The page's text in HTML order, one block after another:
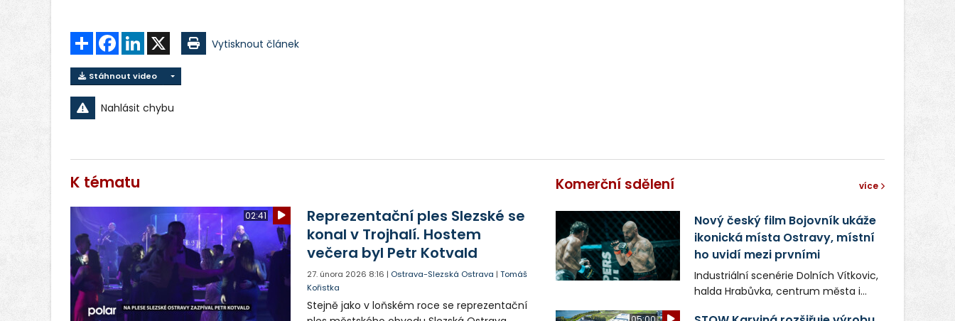
Sdílet FacebookLinkedIn Vytisknout článek
Stáhnout video
Nahlásit chybu
K tématu
02:41
Reprezentační ples Slezské se
konal v Trojhalí. Hostem
večera byl Petr Kotvald
27. února 2026 8:16 | Ostrava-Slezská Ostrava |Tomáš
Kořistka
Stejně jako v loňském roce se reprezentační
Komerční sdělení více
Nový český film Bojovník ukáže
ikonická místa Ostravy, místní
ho uvidí mezi prvními
Industriální scenérie Dolních Vítkovic,
halda Hrabůvka, centrum města i